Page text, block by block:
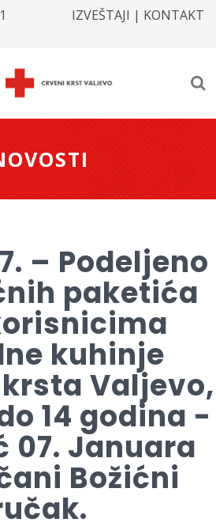
IZVEŠTAJI | KONTAKT
– Podeljeno
paketića
kuhinje
Valjevo,
14 godina -
07. Januara
Božićni